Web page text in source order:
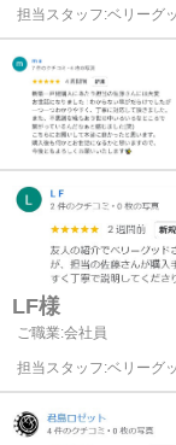
担当スタッフ:ベリーグ
LF様
ご職業:会社員
担当スタッフ:ベリーグ